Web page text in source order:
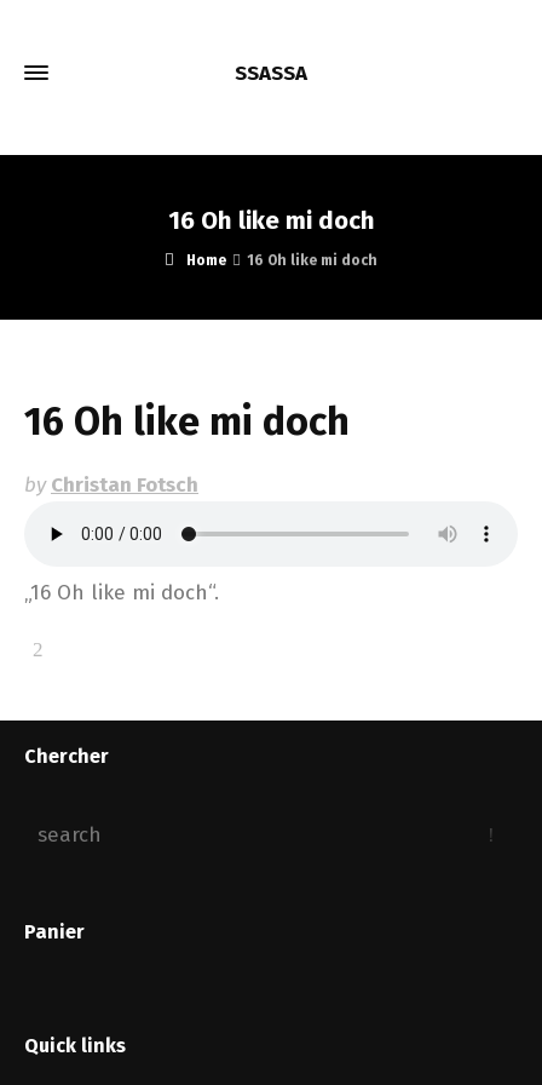
SSASSA
16 Oh like mi doch
Home 16 Oh like mi doch
16 Oh like mi doch
byChristan Fotsch
„16 Oh like mi doch“.
Chercher
Panier
Quick links